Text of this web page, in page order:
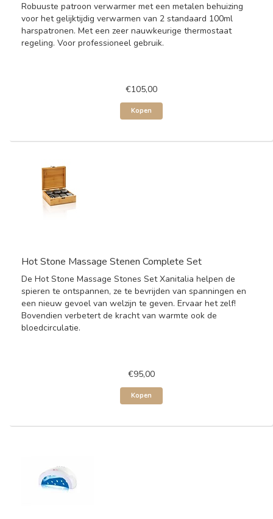
Robuuste patroon verwarmer met een metalen behuizing
voor het gelijktijdig verwarmen van 2 standaard 100ml
harspatronen. Met een zeer nauwkeurige thermostaat
regeling. Voor professioneel gebruik.
€105,00
Kopen
Hot Stone Massage Stenen Complete Set
De Hot Stone Massage Stones Set Xanitalia helpen de
spieren te ontspannen, ze te bevrijden van spanningen en
een nieuw gevoel van welzijn te geven. Ervaar het zelf!
Bovendien verbetert de kracht van warmte ook de
bloedcirculatie.
€95,00
Kopen